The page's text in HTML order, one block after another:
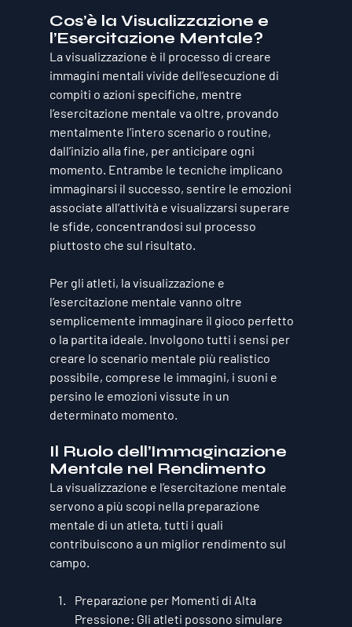
Cos’è la Visualizzazione e
l’Esercitazione Mentale?
La visualizzazione è il processo di creare
immagini mentali vivide dell’esecuzione di
compiti o azioni specifiche, mentre
l’esercitazione mentale va oltre, provando
mentalmente l’intero scenario o routine,
dall’inizio alla fine, per anticipare ogni
momento. Entrambe le tecniche implicano
immaginarsi il successo, sentire le emozioni
associate all’attività e visualizzarsi superare
le sfide, concentrandosi sul processo
piuttosto che sul risultato.
Per gli atleti, la visualizzazione e
l’esercitazione mentale vanno oltre
semplicemente immaginare il gioco perfetto
o la partita ideale. Involgono tutti i sensi per
creare lo scenario mentale più realistico
possibile, comprese le immagini, i suoni e
persino le emozioni vissute in un
determinato momento.
Il Ruolo dell’Immaginazione
Mentale nel Rendimento
La visualizzazione e l’esercitazione mentale
servono a più scopi nella preparazione
mentale di un atleta, tutti i quali
contribuiscono a un miglior rendimento sul
campo.
Preparazione per Momenti di Alta
Pressione: Gli atleti possono simulare